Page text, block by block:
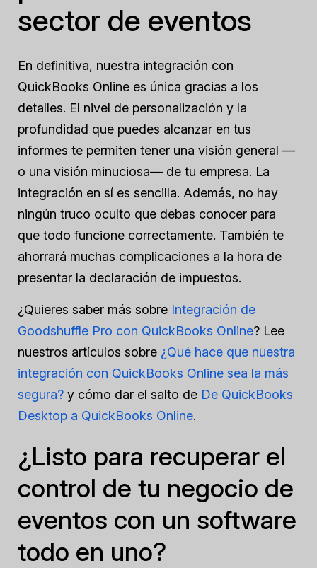
sector de eventos
En definitiva, nuestra integración con
QuickBooks Online es única gracias a los
detalles. El nivel de personalización y la
profundidad que puedes alcanzar en tus
informes te permiten tener una visión general —
o una visión minuciosa— de tu empresa. La
integración en sí es sencilla. Además, no hay
ningún truco oculto que debas conocer para
que todo funcione correctamente. También te
ahorrará muchas complicaciones a la hora de
presentar la declaración de impuestos.
¿Quieres saber más sobre Integración de
Goodshuffle Pro con QuickBooks Online? Lee
nuestros artículos sobre ¿Qué hace que nuestra
integración con QuickBooks Online sea la más
segura? y cómo dar el salto de De QuickBooks
Desktop a QuickBooks Online.
¿Listo para recuperar el
control de tu negocio de
eventos con un software
todo en uno?